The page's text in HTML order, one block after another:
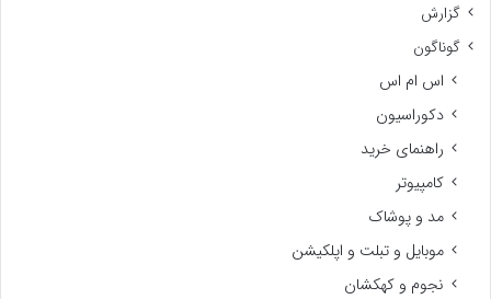
گزارش
گوناگون
اس ام اس
دکوراسیون
راهنمای خرید
کامپیوتر
مد و پوشاک
موبایل و تبلت و اپلکیشن
نجوم و کهکشان